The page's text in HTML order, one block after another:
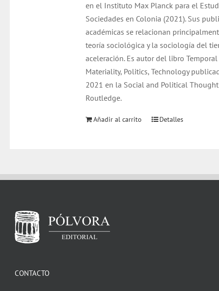
en el Instituto Max Planck para el
Sociedades en Colonia (2021). Sus
académicas se relacionan
teoría sociológica y la sociología del
aceleración. Es autor del libro Temporal
Materiality, Politics, Technology
2021 en la Social and Political Thought
Routledge.
Añadir al carrito Detalles
CONTACTO